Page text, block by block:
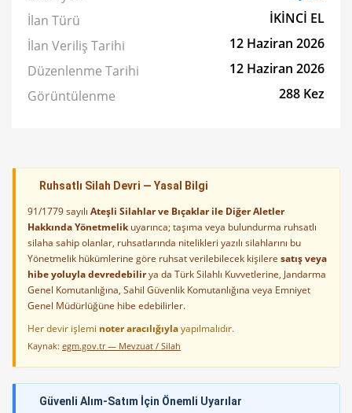
İlan Türü
İKİNCİ EL
İlan Veriliş Tarihi
12 Haziran 2026
Düzenlenme Tarihi
12 Haziran 2026
Görüntülenme
288 Kez
Ruhsatlı Silah Devri — Yasal Bilgi
91/1779 sayılı Ateşli Silahlar ve Bıçaklar ile Diğer Aletler
Hakkında Yönetmelikuyarınca; taşıma veya bulundurma ruhsatlı
silaha sahip olanlar, ruhsatlarında nitelikleri yazılı silahlarını bu
Yönetmelik hükümlerine göre ruhsat verilebilecek kişilere satış veya
hibe yoluyla devredebilirya da Türk Silahlı Kuvvetlerine, Jandarma
Genel Komutanlığına, Sahil Güvenlik Komutanlığına veya Emniyet
Genel Müdürlüğüne hibe edebilirler.
Her devir işlemi noter aracılığıylayapılmalıdır.
Kaynak: egm.gov.tr — Mevzuat / Silah
Güvenli Alım-Satım İçin Önemli Uyarılar